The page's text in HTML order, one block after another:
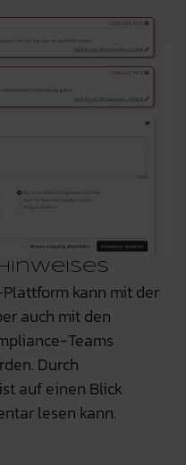
kann mit der
auch mit den
Teams
Durch
auf einen Blick
lesen kann.